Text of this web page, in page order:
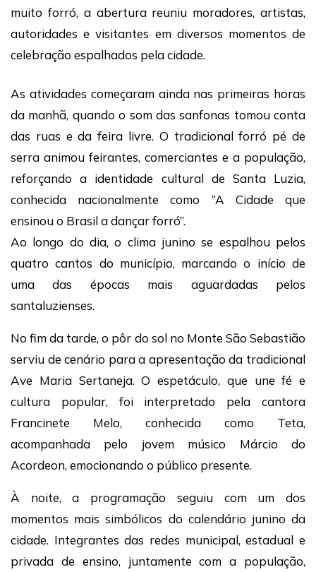
muito forró, a abertura reuniu moradores, artistas,
autoridades e visitantes em diversos momentos de
celebração espalhados pela cidade.
As atividades começaram ainda nas primeiras horas
da manhã, quando o som das sanfonas tomou conta
das ruas e da feira livre. O tradicional forró pé de
serra animou feirantes, comerciantes e a população,
reforçando a identidade cultural de Santa Luzia,
conhecida nacionalmente como “A Cidade que
ensinou o Brasil a dançar forró”.
Ao longo do dia, o clima junino se espalhou pelos
quatro cantos do município, marcando o início de
uma das épocas mais aguardadas pelos
santaluzienses.
No fim da tarde, o pôr do sol no Monte São Sebastião
serviu de cenário para a apresentação da tradicional
Ave Maria Sertaneja. O espetáculo, que une fé e
cultura popular, foi interpretado pela cantora
Francinete Melo, conhecida como Teta,
acompanhada pelo jovem músico Márcio do
Acordeon, emocionando o público presente.
À noite, a programação seguiu com um dos
momentos mais simbólicos do calendário junino da
cidade. Integrantes das redes municipal, estadual e
privada de ensino, juntamente com a população,